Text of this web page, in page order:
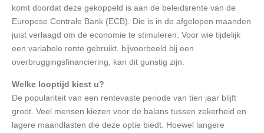
komt doordat deze gekoppeld is aan de beleidsrente van de
Europese Centrale Bank (ECB). Die is in de afgelopen maanden
juist verlaagd om de economie te stimuleren. Voor wie tijdelijk
een variabele rente gebruikt, bijvoorbeeld bij een
overbruggingsfinanciering, kan dit gunstig zijn.
Welke looptijd kiest u?
De populariteit van een rentevaste periode van tien jaar blijft
groot. Veel mensen kiezen voor de balans tussen zekerheid en
lagere maandlasten die deze optie biedt. Hoewel langere